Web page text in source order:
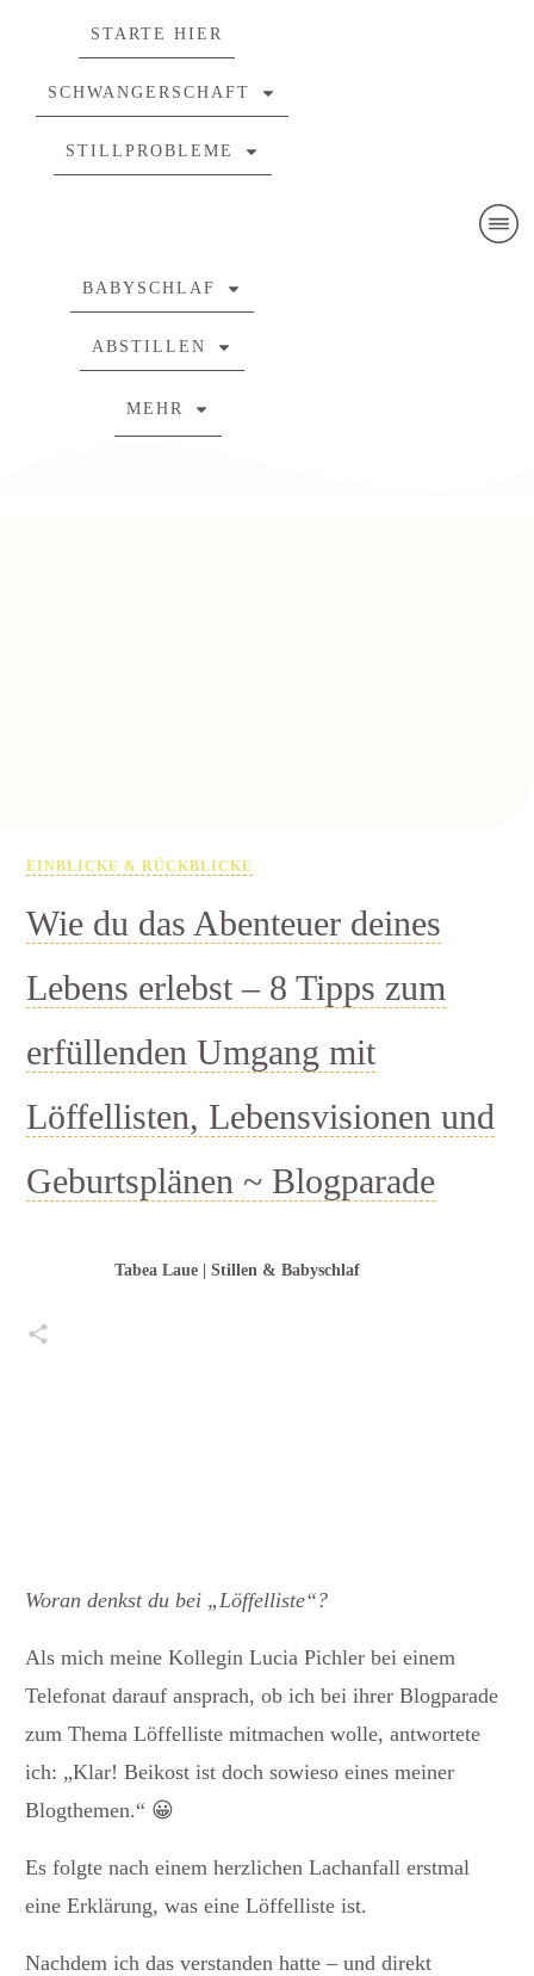
STARTE HIER
SCHWANGERSCHAFT
STILLPROBLEME
BABYSCHLAF
ABSTILLEN
MEHR
EINBLICKE & RÜCKBLICKE
Wie du das Abenteuer deines
Lebens erlebst – 8 Tipps zum
erfüllenden Umgang mit
Löffellisten, Lebensvisionen und
Geburtsplänen ~ Blogparade
Tabea Laue | Stillen & Babyschlaf
Woran denkst du bei „Löffelliste“?
Als mich meine Kollegin Lucia Pichler bei einem
Telefonat darauf ansprach, ob ich bei ihrer Blogparade
zum Thema Löffelliste mitmachen wolle, antwortete
ich: „Klar! Beikost ist doch sowieso eines meiner
Blogthemen.“ 😀
Es folgte nach einem herzlichen Lachanfall erstmal
eine Erklärung, was eine Löffelliste ist.
Nachdem ich das verstanden hatte – und direkt